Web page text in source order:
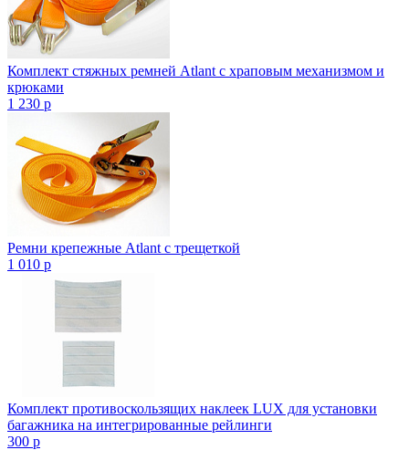
Комплект стяжных ремней Atlant с храповым механизмом и
крюками
1 230 p
Ремни крепежные Atlant с трещеткой
1 010 p
Комплект противоскользящих наклеек LUX для установки
багажника на интегрированные рейлинги
300 p